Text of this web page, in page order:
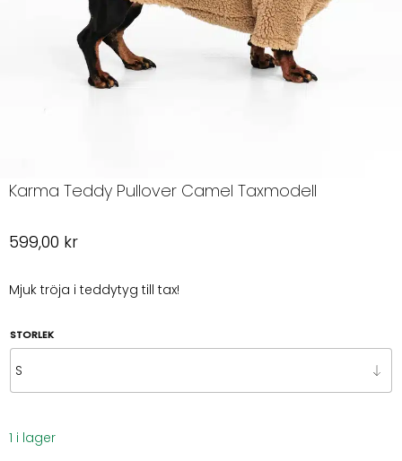
Karma Teddy Pullover Camel Taxmodell
599,00 kr
Mjuk tröja i teddytyg till tax!
STORLEK
1 i lager